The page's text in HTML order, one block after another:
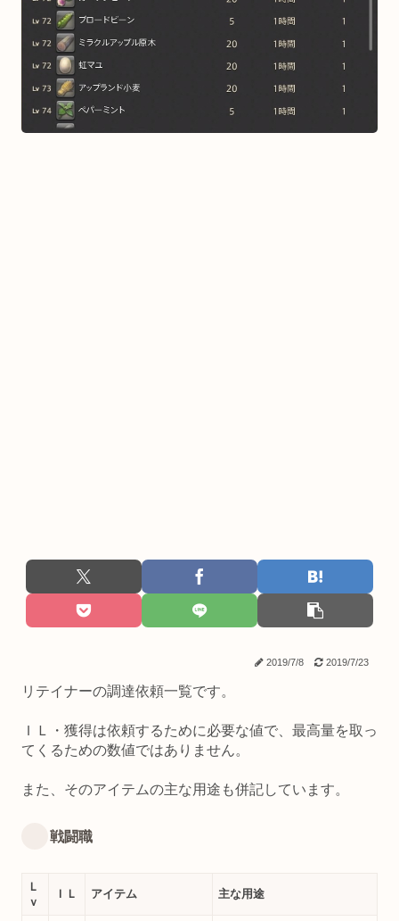
2019/7/8 2019/7/23
リテイナーの調達依頼一覧です。
ＩＬ・獲得は依頼するために必要な値で、最高量を取っ
てくるための数値ではありません。
また、そのアイテムの主な用途も併記しています。
戦闘職
Ｌ
ｖ
ＩＬ アイテム 主な用途